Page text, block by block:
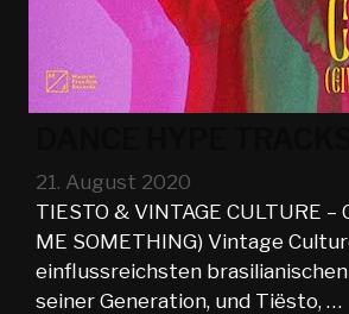
21. August 2020
TIESTO & VINTAGE CULTURE –
ME SOMETHING) Vintage
einflussreichsten
seiner Generation, und Tiësto, …